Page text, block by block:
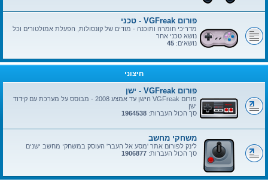
פורום VGFreak - טכני
מדריכי חומרה ותוכנה - מודים של קונסולות, הפעלת אמולטורים וכל
נושא טכני אחר
נושאים: 45
חיצוני
פורום VGFreak - ישן
פורום VGFreak הישן עד אמצע 2008 - מבוסס על מערכת עם קידוד
ישן
סך הכול העברות: 1964538
משחקי מחשב
לינק לפורום אתר 'מסע אל העבר' העוסק במשחקי מחשב ישנים
סך הכול העברות: 1906877